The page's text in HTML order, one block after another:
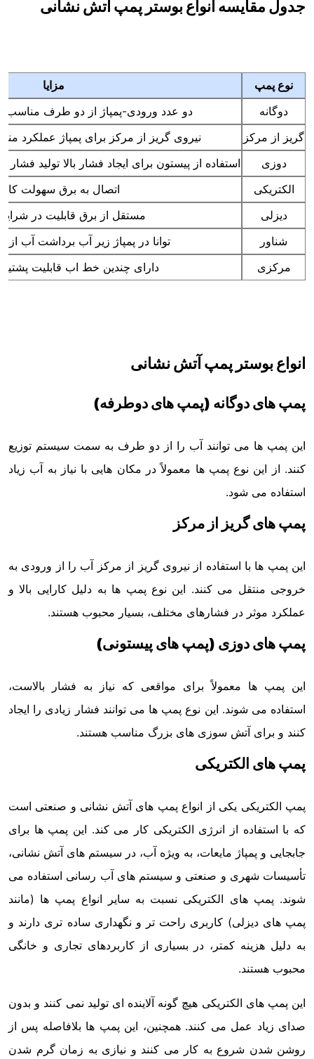
جدول مقایسه انواع بوستر پمپ آتش نشانی
نوع پمپ
مزایا
دوگانه
دو عدد ورودی-پمپاژ از دو طرف مناسب
گریز از مرکز
نیروی گریز از مرکز برای پمپاژ عملکرد
دوزی
استفاده از پیستون برای ایجاد فشار بالا تولید
الکتریکی
اتصال به برق سهولت
دیزلی
مستقل از برق قابلیت در
شناور
توانا در پمپاژ زیر آب برداشت آب از
مرکزی
دارای چندین خط اب قابلیت
انواع بوستر پمپ آتش نشانی
پمپ های دوگانه (پمپ های دوطرفه)
این پمپ ها می توانند آب را از دو طرف به سمت سیستم توزیع
کنند. از این نوع پمپ ها معمولاً در مکان هایی با نیاز به آب زیاد
استفاده می شود.
پمپ های گریز از مرکز
این پمپ ها با استفاده از نیروی گریز از مرکز آب را از ورودی به
خروجی منتقل می کنند. این نوع پمپ ها به دلیل کارایی بالا و
عملکرد موثر در فشارهای مختلف، بسیار محبوب هستند.
پمپ های دوزی (پمپ های پیستونی)
این پمپ ها معمولاً برای مواقعی که نیاز به فشار بالاست،
استفاده می شوند. این نوع پمپ ها می توانند فشار زیادی را ایجاد
کنند و برای آتش سوزی های بزرگ مناسب هستند.
پمپ های الکتریکی
پمپ الکتریکی یکی از انواع پمپ های آتش نشانی و صنعتی است
که با استفاده از انرژی الکتریکی کار می کند. این پمپ ها برای
جابجایی و پمپاژ مایعات، به ویژه آب، در سیستم های آتش نشانی،
تأسیسات شهری و صنعتی و سیستم های آب رسانی استفاده می
شوند. پمپ های الکتریکی نسبت به سایر انواع پمپ ها (مانند
پمپ های دیزلی) کاربری راحت تر و نگهداری ساده تری دارند و
به دلیل هزینه کمتر، در بسیاری از کاربردهای تجاری و خانگی
محبوب هستند.
این پمپ های الکتریکی هیچ گونه آلاینده ای تولید نمی کنند و بدون
صدای زیاد عمل می کنند. همچنین، این پمپ ها بلافاصله پس از
روشن شدن شروع به کار می کنند و نیازی به زمان گرم شدن